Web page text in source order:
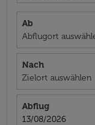
Ab
Abflugort
Nach
Zielort auswählen
Abflug
fc-booking-
13/08/2026